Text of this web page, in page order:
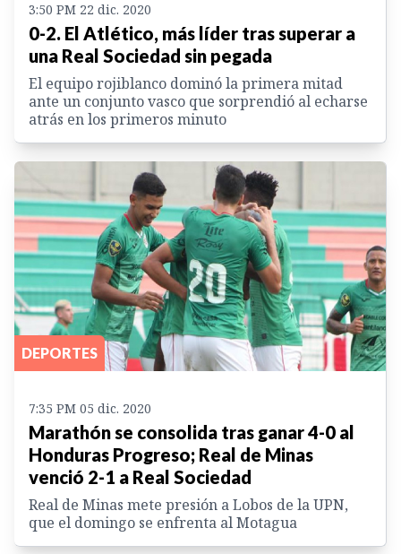
3:50 PM 22 dic. 2020
0-2. El Atlético, más líder tras superar a
una Real Sociedad sin pegada
El equipo rojiblanco dominó la primera mitad
ante un conjunto vasco que sorprendió al echarse
atrás en los primeros minuto
DEPORTES
7:35 PM 05 dic. 2020
Marathón se consolida tras ganar 4-0 al
Honduras Progreso; Real de Minas
venció 2-1 a Real Sociedad
Real de Minas mete presión a Lobos de la UPN,
que el domingo se enfrenta al Motagua